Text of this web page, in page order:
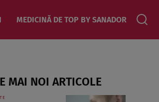
MEDICINĂ DE TOP BY SANADOR
MAI NOI ARTICOLE